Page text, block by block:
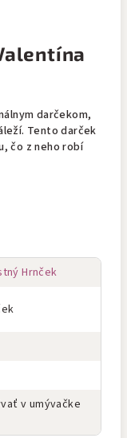
darčekom,
Tento darček
čo z neho robí
Hrnček
v umývačke